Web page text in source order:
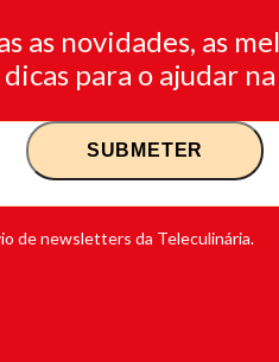
as novidades, as
para o ajudar
de newsletters da Teleculinária.